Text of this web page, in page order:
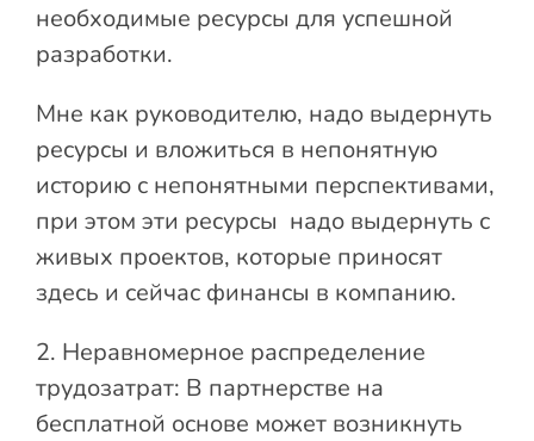
необходимые ресурсы для успешной
разработки.
Мне как руководителю, надо выдернуть
ресурсы и вложиться в непонятную
историю с непонятными перспективами,
при этом эти ресурсы надо выдернуть с
живых проектов, которые приносят
здесь и сейчас финансы в компанию.
2. Неравномерное распределение
трудозатрат: В партнерстве на
бесплатной основе может возникнуть